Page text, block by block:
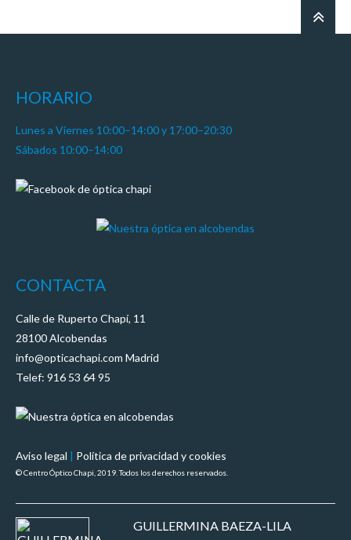
HORARIO
Lunes a Viernes 10:00–14:00 y 17:00–20:30
Sábados 10:00–14:00
CONTACTA
Calle de Ruperto Chapí, 11
28100 Alcobendas
info@opticachapi.com Madrid
Telef: 916 53 64 95
Aviso legal | Política de privacidad y cookies
© Centro Óptico Chapi, 2019. Todos los derechos reservados.
GUILLERMINA BAEZA-LILA